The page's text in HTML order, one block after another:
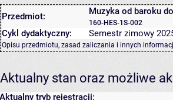
Przedmiot: Muzyka od baroku
160-HES-1S-002
Cykl dydaktyczny: Semestr zimowy
Opisu przedmiotu, zasad zaliczania i innych
Aktualny stan oraz możliwe
Aktualny tryb rejestracji: